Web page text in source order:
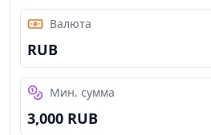
Валюта
RUB
Мин. сумма
3,000 RUB